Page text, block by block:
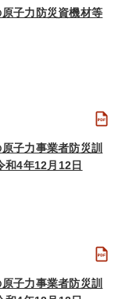
子力防災資機材等
子力事業者防災訓
和4年12月12日
子力事業者防災訓